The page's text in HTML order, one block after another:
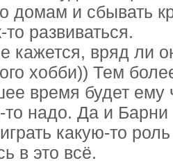
домам и сбывать
то развиваться.
кажется, вряд ли
хобби)) Тем
время будет ему
то надо. Да и
какую-то
в это всё.